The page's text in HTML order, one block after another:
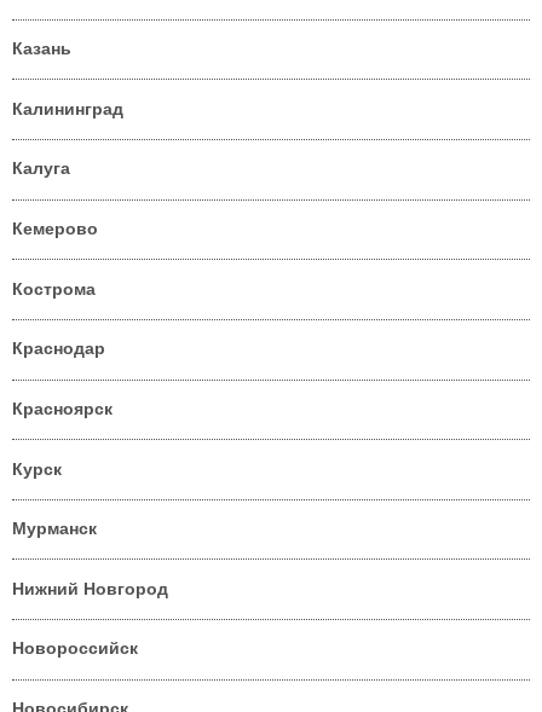
Казань
Калининград
Калуга
Кемерово
Кострома
Краснодар
Красноярск
Курск
Мурманск
Нижний Новгород
Новороссийск